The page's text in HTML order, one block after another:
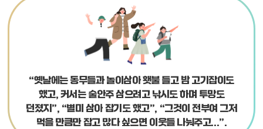
“옛날에는 동무들과 놀이삼아 횃불 들고 밤 고기잡이도
했고, 커서는 술안주 삼으려고 낚시도 하며 투망도
던졌지”, “별미 삼아 잡기도 했고”, “그것이 전부여 그저
먹을 만큼만 잡고 많다 싶으면 이웃들 나눠주고...”.